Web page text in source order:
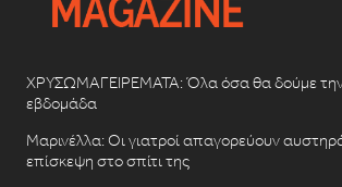
ΧΡΥΣΩΜΑΓΕΙΡΕΜΑΤΑ: Όλα όσα θα δούμε
εβδομάδα
Μαρινέλλα: Οι γιατροί απαγορεύουν
επίσκεψη στο σπίτι της